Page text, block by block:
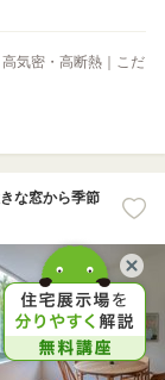
気密・高断熱｜こだ
な窓から季節